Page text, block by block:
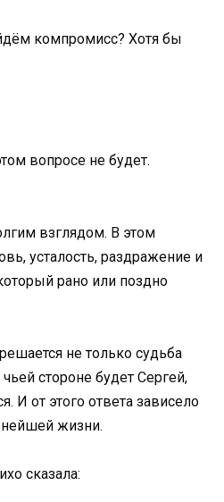
компромисс? Хотя бы
вопросе не будет.
взглядом. В этом
усталость, раздражение и
рано или поздно
не только судьба
стороне будет Сергей,
И от этого ответа зависело
жизни.
сказала: